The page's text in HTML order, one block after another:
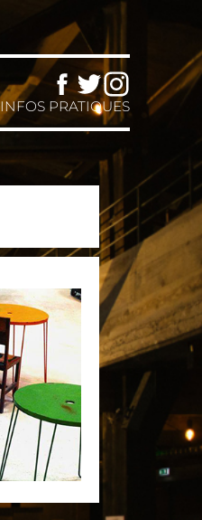
Facebook
TwitterInstagram
INFOS PRATIQUES